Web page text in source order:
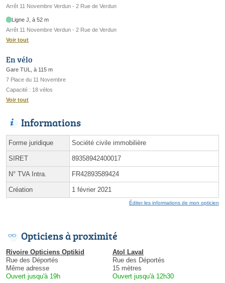
Arrêt 11 Novembre Verdun - 2 Rue de Verdun
Ligne J, à 52 m
Arrêt 11 Novembre Verdun - 2 Rue de Verdun
Voir tout
En vélo
Gare TUL, à 115 m
7 Place du 11 Novembre
Capacité : 18 vélos
Voir tout
Informations
Forme juridique Société civile immobilière
SIRET 89358942400017
N° TVA Intra. FR42893589424
Création 1 février 2021
Éditer les informations de mon opticien
Opticiens à proximité
Rivoire Opticiens Optikid
Rue des Déportés
Même adresse
Ouvert jusqu'à 19h
Atol Laval
Rue des Déportés
15 mètres
Ouvert jusqu'à 12h30